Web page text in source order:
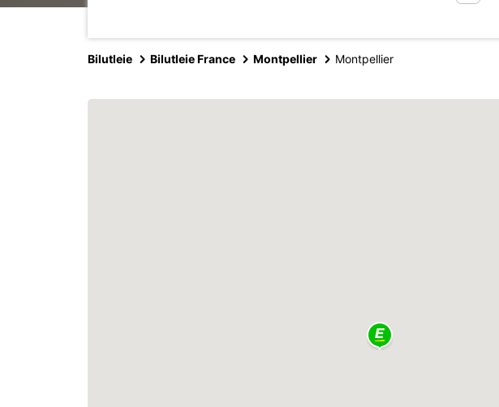
Bilutleie Bilutleie France Montpellier Montpellier